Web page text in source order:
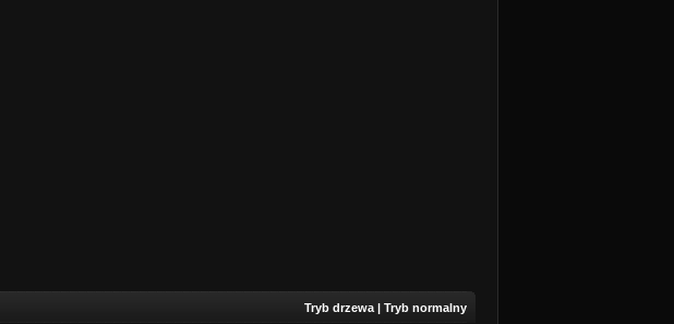
Tryb drzewa | Tryb normalny